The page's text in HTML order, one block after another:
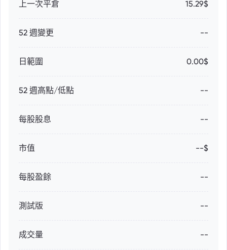
上一次平倉 15.29$
52 週變更 --
日範圍 0.00$
52 週高點/低點 --
每股股息 --
市值 --$
每股盈餘 --
測試版 --
成交量 --